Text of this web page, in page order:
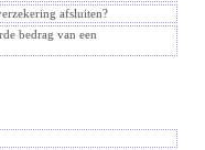
afsluiten?
bedrag van een